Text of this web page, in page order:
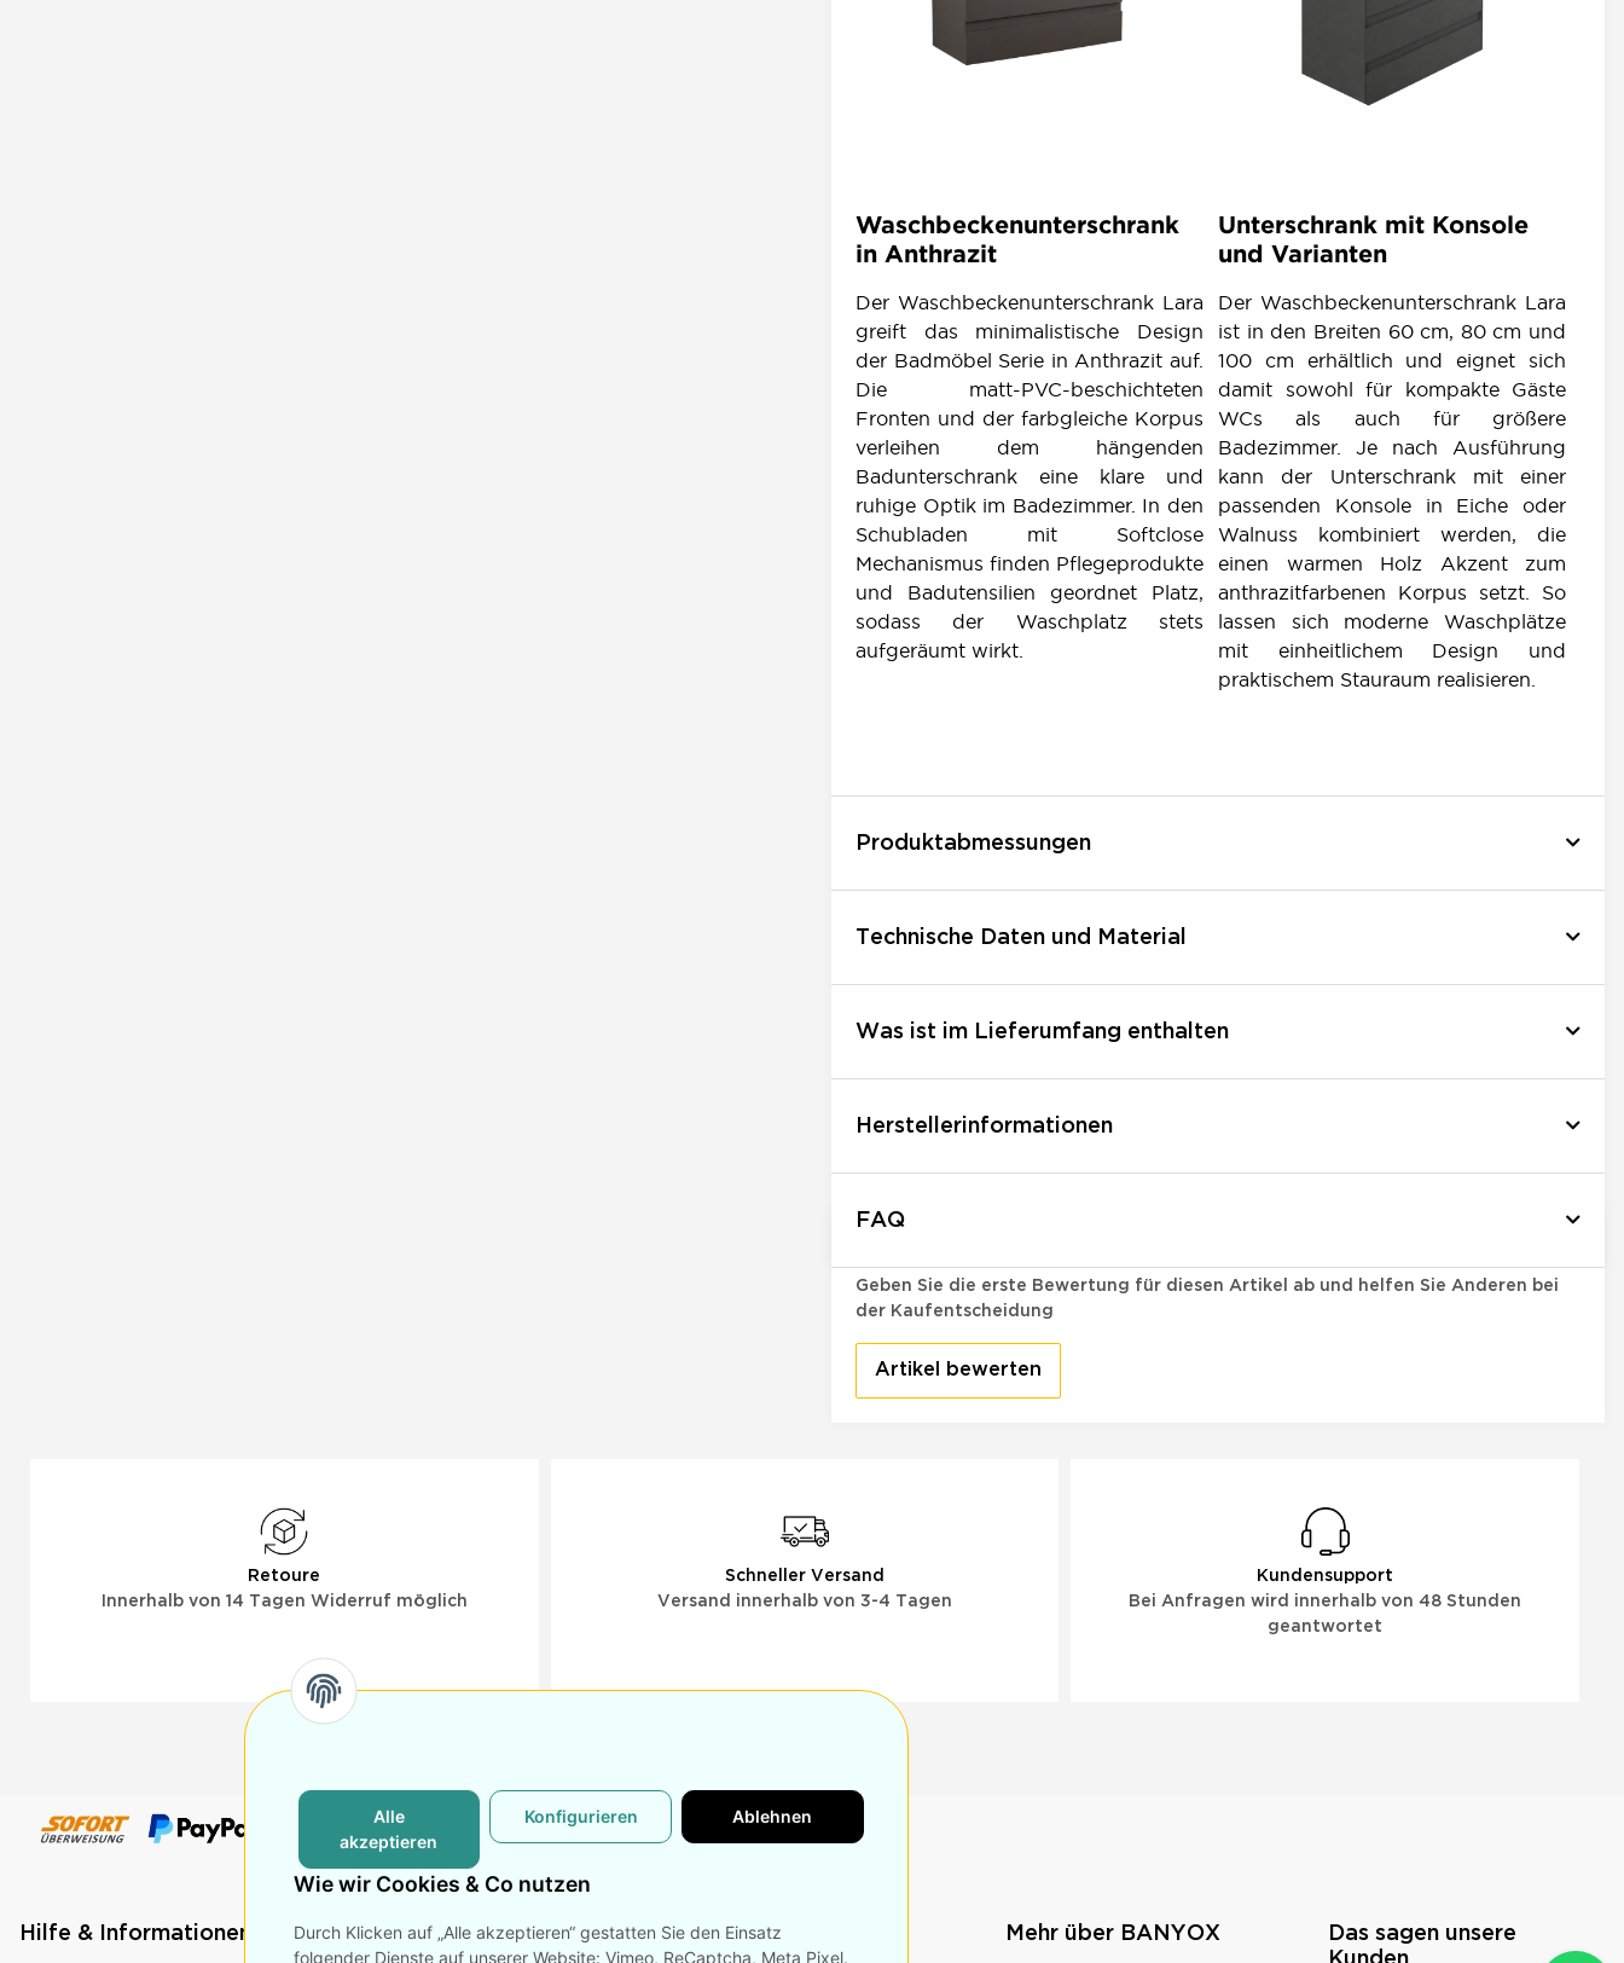
Waschbeckenunterschrank
in Anthrazit
Der Waschbeckenunterschrank Lara
greift das minimalistische Design
der Badmöbel Serie in Anthrazit auf.
Die matt-PVC-beschichteten
Fronten und der farbgleiche Korpus
verleihen dem hängenden
Badunterschrank eine klare und
ruhige Optik im Badezimmer. In den
Schubladen mit Softclose
Mechanismus finden Pflegeprodukte
und Badutensilien geordnet Platz,
sodass der Waschplatz stets
aufgeräumt wirkt.
Unterschrank mit Konsole
und Varianten
Der Waschbeckenunterschrank Lara
ist in den Breiten 60 cm, 80 cm und
100 cm erhältlich und eignet sich
damit sowohl für kompakte Gäste
WCs als auch für größere
Badezimmer. Je nach Ausführung
kann der Unterschrank mit einer
passenden Konsole in Eiche oder
Walnuss kombiniert werden, die
einen warmen Holz Akzent zum
anthrazitfarbenen Korpus setzt. So
lassen sich moderne Waschplätze
mit einheitlichem Design und
praktischem Stauraum realisieren.
Produktabmessungen
Technische Daten und Material
Was ist im Lieferumfang enthalten
Herstellerinformationen
FAQ
Geben Sie die erste Bewertung für diesen Artikel ab und helfen Sie Anderen bei
der Kaufentscheidung
Artikel bewerten
Retoure
Innerhalb von 14 Tagen Widerruf möglich
Schneller Versand
Versand innerhalb von 3-4 Tagen
Kundensupport
Bei Anfragen wird innerhalb von 48 Stunden
geantwortet
Hilfe & Informationen Rechtliche Seiten Konto Mehr über BANYOX
Das sagen unsere
Kunden
Alle
akzeptieren
Konfigurieren Ablehnen
Wie wir Cookies & Co nutzen
Durch Klicken auf „Alle akzeptieren“ gestatten Sie den Einsatz
folgender Dienste auf unserer Website: Vimeo, ReCaptcha, Meta Pixel.